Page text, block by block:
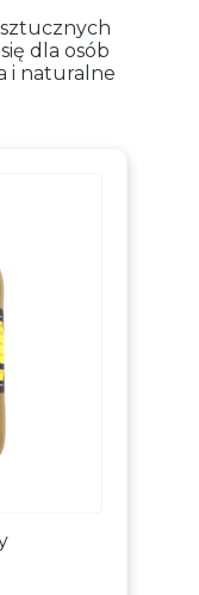
sztucznych
dla osób
i naturalne